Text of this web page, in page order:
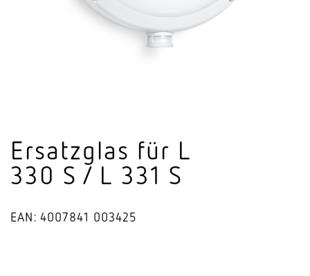
Ersatzglas für L
330 S / L 331 S
EAN: 4007841 003425